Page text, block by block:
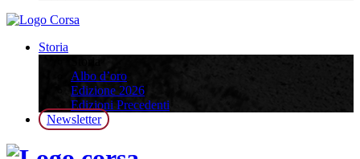
Storia
Albo d’oro
Edizione 2026
Edizioni Precedenti
Newsletter